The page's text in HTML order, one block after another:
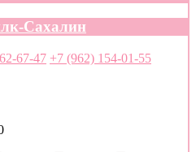
Сахалин
67-47 +7 (962) 154-01-55